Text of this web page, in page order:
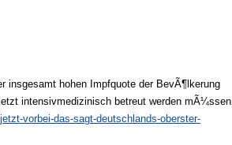
insgesamt hohen Impfquote der BevÃ¶lkerung
intensivmedizinisch betreut werden mÃ¼ssen.
vorbei-das-sagt-deutschlands-oberster-